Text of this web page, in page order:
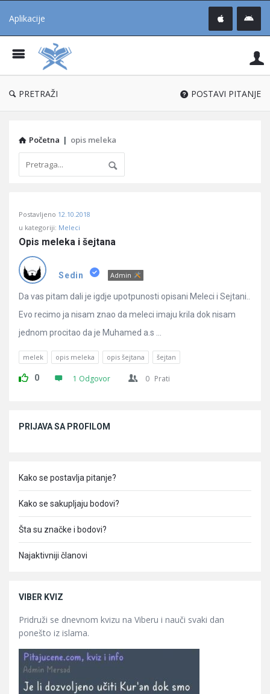
Aplikacije
®
PRETRAŽI POSTAVI PITANJE
Početna | opis meleka
Učene
Latest
Pitanja
Postavljeno 12.10.2018
u kategoriji: Meleci
Opis meleka i šejtana
Sedin Admin
Da vas pitam dali je igdje upotpunosti opisani Meleci i Sejtani..
Evo recimo ja nisam znao da meleci imaju krila dok nisam
jednom procitao da je Muhamed a.s ...
melek opis meleka opis šejtana šejtan
0 1 Odgovor 0 Prati
PRIJAVA SA PROFILOM
Kako se postavlja pitanje?
Kako se sakupljaju bodovi?
Šta su značke i bodovi?
Najaktivniji članovi
VIBER KVIZ
Pridruži se dnevnom kvizu na Viberu i nauči svaki dan
ponešto iz islama.